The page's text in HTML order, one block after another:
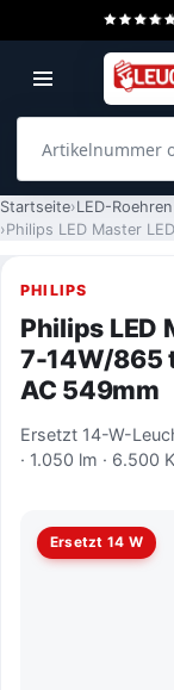
Startseite LED-Roehren
PHILIPS
Philips LED
7-14W/865
AC 549mm
Ersetzt 14-W-
· 1.050 lm · 6.500
Ersetzt 14 W